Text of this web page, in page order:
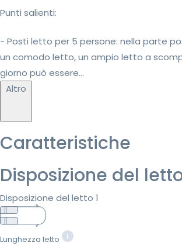
Punti salienti:
- Posti letto per 5 persone: nella parte
un comodo letto, un ampio letto a
giorno può essere...
Altro
Caratteristiche
Disposizione del
Disposizione del letto 1
Lunghezza letto